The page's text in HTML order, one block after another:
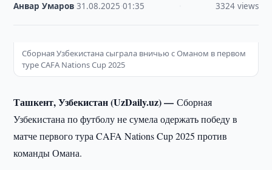
Анвар Умаров ·31.08.2025 ·01:35 3324 views
Сборная Узбекистана сыграла вничью с Оманом в первом
туре CAFA Nations Cup 2025
Ташкент, Узбекистан (UzDaily.uz) —Сборная
Узбекистана по футболу не сумела одержать победу в
матче первого тура CAFA Nations Cup 2025 против
команды Омана.